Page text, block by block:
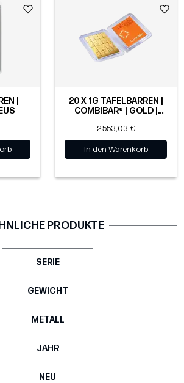
|
20 X 1G TAFELBARREN |
COMBIBAR® | GOLD |
VALCAMBI
2.553,03 €
In den Warenkorb
PRODUKTE
SERIE
GEWICHT
METALL
JAHR
NEU